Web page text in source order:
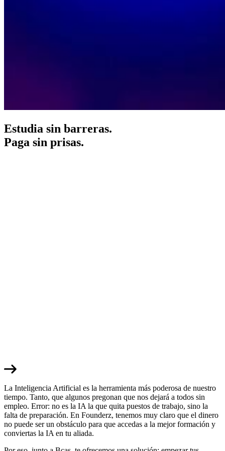
Estudia sin barreras.
Paga sin prisas.
La Inteligencia Artificial es la herramienta más poderosa de nuestro
tiempo. Tanto, que algunos pregonan que nos dejará a todos sin
empleo. Error: no es la IA la que quita puestos de trabajo, sino la
falta de preparación. En Founderz, tenemos muy claro que el dinero
no puede ser un obstáculo para que accedas a la mejor formación y
conviertas la IA en tu aliada.